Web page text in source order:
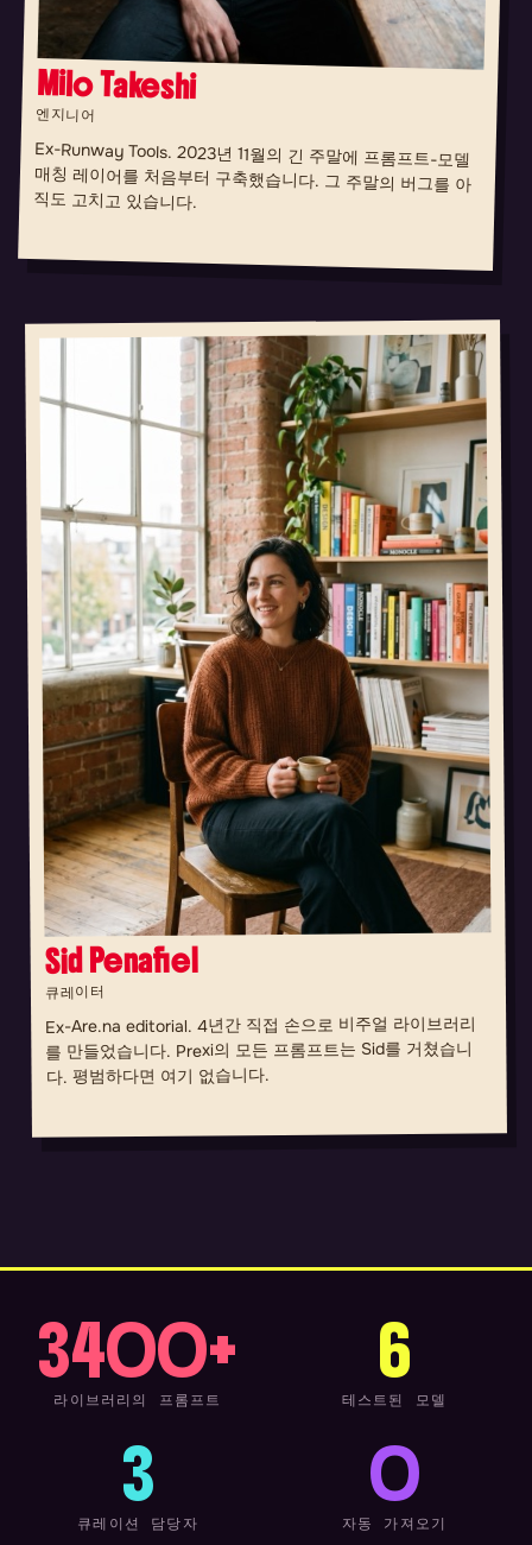
Milo Takeshi
엔지니어
Ex-Runway Tools. 2023년 11월의 긴 주말에 프롬프트-모델
매칭 레이어를 처음부터 구축했습니다. 그 주말의 버그를 아
직도 고치고 있습니다.
Sid Penafiel
큐레이터
Ex-Are.na editorial. 4년간 직접 손으로 비주얼 라이브러리
를 만들었습니다. Prexi의 모든 프롬프트는 Sid를 거쳤습니
다. 평범하다면 여기 없습니다.
3400+
라이브러리의 프롬프트
6
테스트된 모델
3
큐레이션 담당자
0
자동 가져오기